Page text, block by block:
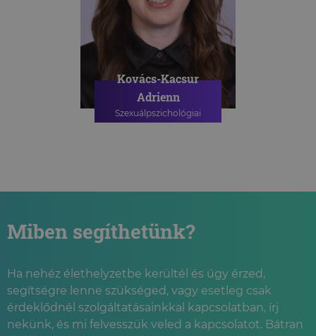
Kovács-Kacsur
Adrienn
Szexuálpszichológiai
SZEXUÁLPSZICHOLÓGIAI
Miben segíthetünk?
Ha nehéz élethelyzetbe kerültél és úgy érzed,
segítségre lenne szükséged, vagy esetleg csak
érdeklődnél szolgáltatásainkkal kapcsolatban, írj
nekünk, és mi felvesszük veled a kapcsolatot. Bátran